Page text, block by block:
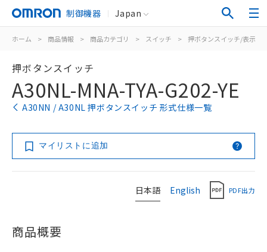
制御機器 Japan
ホーム > 商品情報 > 商品カテゴリ > スイッチ > 押ボタンスイッチ/表示灯
押ボタンスイッチ
A30NL-MNA-TYA-G202-YE
A30NN / A30NL 押ボタンスイッチ 形式仕様一覧
マイリストに追加
日本語 English PDF出力
商品概要